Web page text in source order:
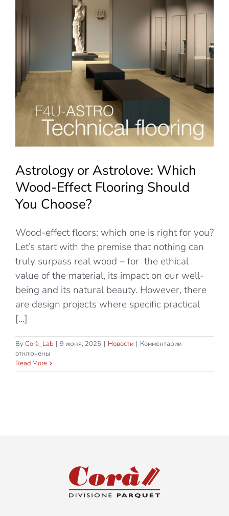
Astrology or Astrolove: Which
Wood-Effect Flooring Should
You Choose?
Wood-effect floors: which one is right for you?
Let’s start with the premise that nothing can
truly surpass real wood – for the ethical
value of the material, its impact on our well-
being and its natural beauty. However, there
are design projects where specific practical
[...]
By Corà_Lab | 9 июня, 2025 | Новости | Комментариик
or
отключены
Read More